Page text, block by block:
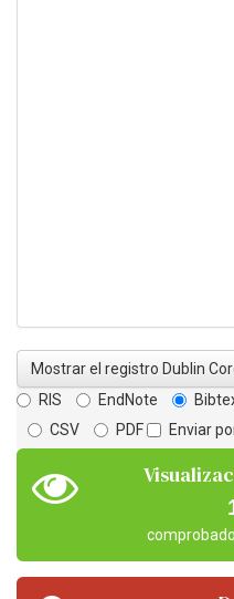
Mostrar el registro Dublin
RIS
EndNote
CSV
PDF Enviar